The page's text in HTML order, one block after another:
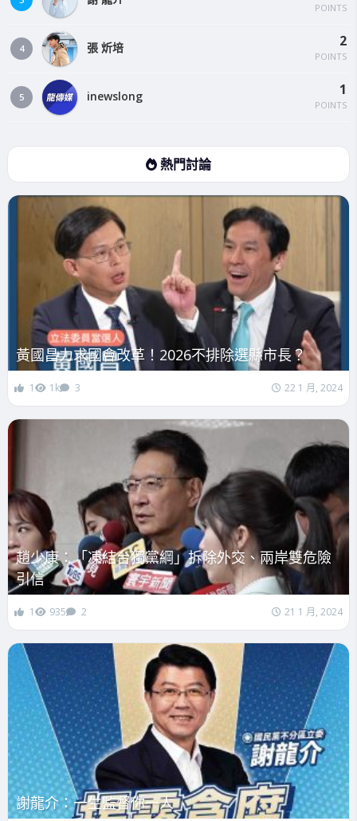
POINTS
4 張 炘培 2
POINTS
5 inewslong 1
POINTS
熱門討論
黃國昌力求國會改革！2026不排除選縣市長？
1 1k 3 22 1 月, 2024
趙少康：「凍結台獨黨綱」拆除外交、兩岸雙危險
引信
1 935 2 21 1 月, 2024
謝龍介：一生監督你一人